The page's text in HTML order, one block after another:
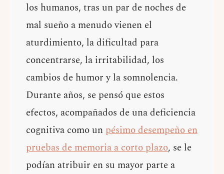
los humanos, tras un par de noches de
mal sueño a menudo vienen el
aturdimiento, la dificultad para
concentrarse, la irritabilidad, los
cambios de humor y la somnolencia.
Durante años, se pensó que estos
efectos, acompañados de una deficiencia
cognitiva como un pésimo desempeño en
pruebas de memoria a corto plazo, se le
podían atribuir en su mayor parte a